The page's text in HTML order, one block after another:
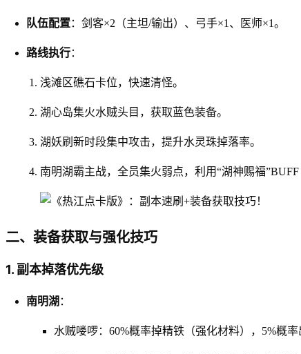
队伍配置：剑客×2（主坦/输出）、弓手×1、医师×1。
路线执行：
浅滩区礁石卡位，快速清怪。
湖心岛集火水贼头目，获取蓝色装备。
湖妖刷新时段集中攻击，提升水灵珠掉落率。
南明湖霸主战，全员集火弱点，利用“湖神赐福
二、装备获取与强化技巧
1. 副本掉落优先级
南明湖 ：
水贼喽啰：60%概率掉精铁（强化材料），5%概率